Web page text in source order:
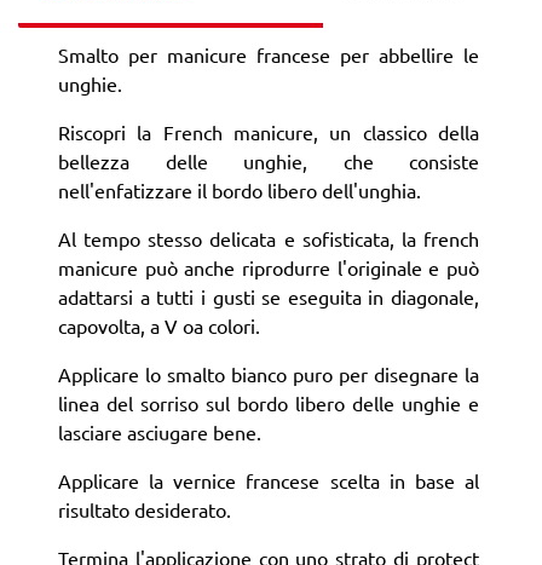
Smalto per manicure francese per abbellire le
unghie.
Riscopri la French manicure, un classico della
bellezza delle unghie, che consiste
nell'enfatizzare il bordo libero dell'unghia.
Al tempo stesso delicata e sofisticata, la french
manicure può anche riprodurre l'originale e può
adattarsi a tutti i gusti se eseguita in diagonale,
capovolta, a V oa colori.
Applicare lo smalto bianco puro per disegnare la
linea del sorriso sul bordo libero delle unghie e
lasciare asciugare bene.
Applicare la vernice francese scelta in base al
risultato desiderato.
Termina l'applicazione con uno strato di protect